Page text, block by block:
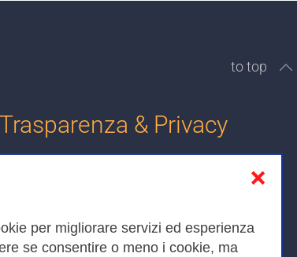
per migliorare servizi ed esperienza
se consentire o meno i cookie, ma
❌
to top
Trasparenza & Privacy
Amministrazione trasparente